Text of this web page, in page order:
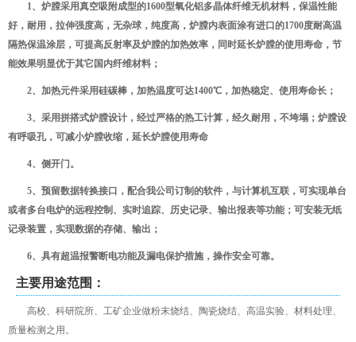
1、炉膛采用真空吸附成型的1600型氧化铝多晶体纤维无机材料，保温性能
好，耐用，拉伸强度高，无杂球，纯度高，炉膛内表面涂有进口的1700度耐高温
隔热保温涂层，可提高反射率及炉膛的加热效率，同时延长炉膛的使用寿命，节
能效果明显优于其它国内纤维材料；
2、加热元件采用硅碳棒，加热温度可达1400℃，加热稳定、使用寿命长；
3、采用拼搭式炉膛设计，经过严格的热工计算，经久耐用，不垮塌；炉膛设
有呼吸孔，可减小炉膛收缩，延长炉膛使用寿命
4、侧开门。
5、预留数据转换接口，配合我公司订制的软件，与计算机互联，可实现单台
或者多台电炉的远程控制、实时追踪、历史记录、输出报表等功能；可安装无纸
记录装置，实现数据的存储、输出；
6、具有超温报警断电功能及漏电保护措施，操作安全可靠。
主要用途范围：
高校、科研院所、工矿企业做粉末烧结、陶瓷烧结、高温实验、材料处理、
质量检测之用。